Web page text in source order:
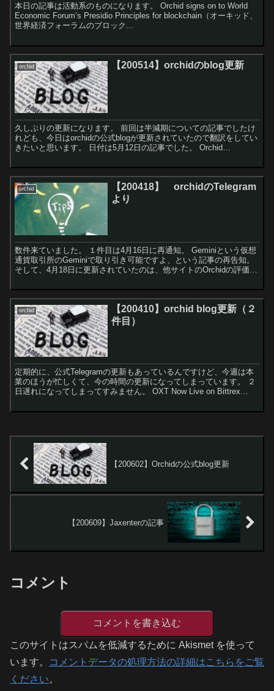
本日の記事は活動系のものになります。 Orchid signs on to World
Economic Forum’s Presidio Principles for blockchain（オーキッド、
世界経済フォーラムのブロック...
orchid 【200514】orchidのblog更新
久しぶりの更新になります。 前回は半減期についての記事でしたけ
れども、今日はorchidの公式blogが更新されていたので翻訳をしてい
きたいと思います。 日付は5月12日の記事でした。 Orchid
orchid
【200418】 orchidのTelegram
より
数件来ていました。 １件目は4月16日に再通知。 Geminiという仮想
通貨取引所のGeminiで取り引き可能ですよ、という記事の再告知。
そして、4月18日に更新されていたのは、他サイトのOrchidの評価。
orchid
【200410】orchid blog更新（２
件目）
定期的に、公式Telegramの更新もあっているんですけど、今週は本
業のほうが忙しくて、今の時間の更新になってしまっています。 ２
日遅れになってしまってすみません。 OXT Now Live on Bittrex
【200602】Orchidの公式blog更新
【200609】Jaxenterの記事
コメント
コメントを書き込む
このサイトはスパムを低減するために Akismet を使って
います。
コメントデータの処理方法の詳細はこちらをご覧
ください。